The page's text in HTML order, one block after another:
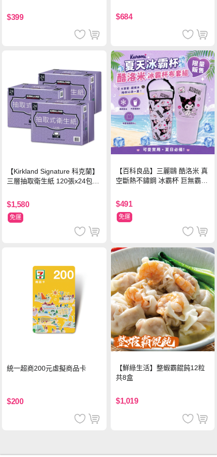
$399 $684
【Kirkland Signature 科克蘭】
三層抽取衛生紙 120張x24包x3
$1,580
免運
【百科良品】三麗鷗 酷洛米 真
空斷熱不鏽鋼 冰霸杯 巨無霸鋼
ml-信封款(贈手提杯套)
$491
免運
統一超商200元虛擬商品卡
$200
【鮮綠生活】整蝦霸餛飩12粒
共8盒
$1,019